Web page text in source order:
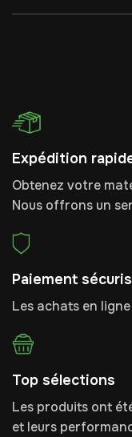
Expédition
Obtenez votre
Nous offrons un
Paiement
Les achats en
Top sélections
Les produits ont
et leurs